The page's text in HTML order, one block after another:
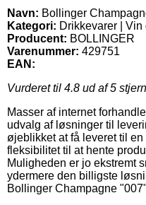
Navn: Bollinger
Kategori: Drikkevarer |
Producent: BOLLINGER
Varenummer: 429751
EAN:
Vurderet til 4.8 ud af 5
Masser af internet
udvalg af løsninger til
øjeblikket at få leveret til
fleksibilitet til at hente
Muligheden er jo ekstremt
ydermere den billigste
Bollinger Champagne